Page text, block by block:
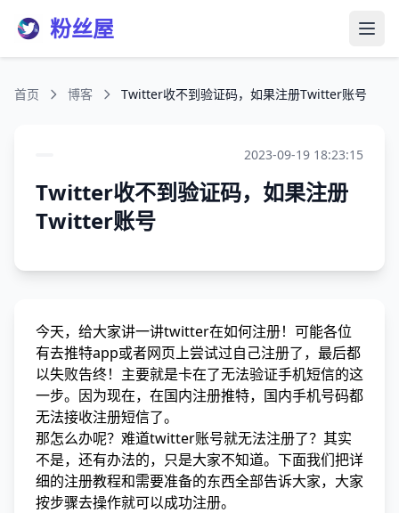
粉丝屋 打开
首页 博客 Twitter收不到验证码，如果注册Twitter账号
2023-09-19 18:23:15
Twitter收不到验证码，如果注册
Twitter账号
今天，给大家讲一讲twitter在如何注册！可能各位
有去推特app或者网页上尝试过自己注册了，最后都
以失败告终！主要就是卡在了无法验证手机短信的这
一步。因为现在，在国内注册推特，国内手机号码都
无法接收注册短信了。
那怎么办呢？难道twitter账号就无法注册了？其实
不是，还有办法的，只是大家不知道。下面我们把详
细的注册教程和需要准备的东西全部告诉大家，大家
按步骤去操作就可以成功注册。